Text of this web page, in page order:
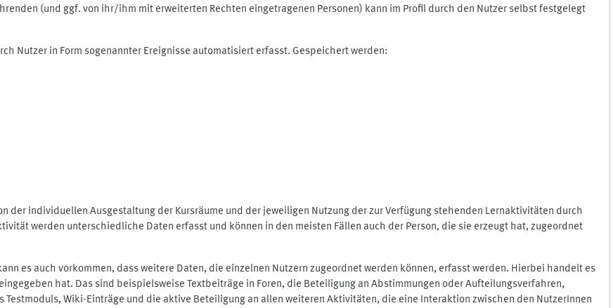
(und ggf. von ihr/ihm mit erweiterten Rechten eingetragenen Personen) kann im Profil durch den Nutzer selbst festgelegt
Nutzer in Form sogenannter Ereignisse automatisiert erfasst. Gespeichert werden:
der individuellen Ausgestaltung der Kursräume und der jeweiligen Nutzung der zur Verfügung stehenden Lernaktivitäten durch
werden unterschiedliche Daten erfasst und können in den meisten Fällen auch der Person, die sie erzeugt hat, zugeordnet
es auch vorkommen, dass weitere Daten, die einzelnen Nutzern zugeordnet werden können, erfasst werden. Hierbei handelt es
hat. Das sind beispielsweise Textbeiträge in Foren, die Beteiligung an Abstimmungen oder Aufteilungsverfahren,
Wiki-Einträge und die aktive Beteiligung an allen weiteren Aktivitäten, die eine Interaktion zwischen den NutzerInnen